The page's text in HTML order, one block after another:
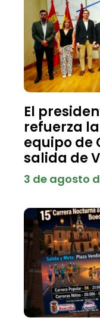
El
refuerza
equipo de
salida de
3 de agosto